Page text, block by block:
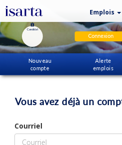
Emplois
Candidat
Connexion
Nouveau
compte
Alerte
emplois
Vous avez déjà un
Courriel